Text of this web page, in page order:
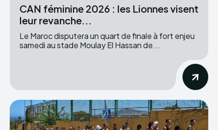
CAN féminine 2026 : les Lionnes visent
leur revanche...
Le Maroc disputera un quart de finale à fort enjeu
samedi au stade Moulay El Hassan de...